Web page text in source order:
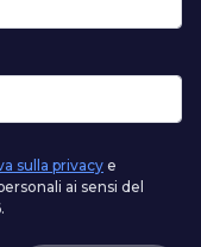
sulla privacy e
ai sensi del